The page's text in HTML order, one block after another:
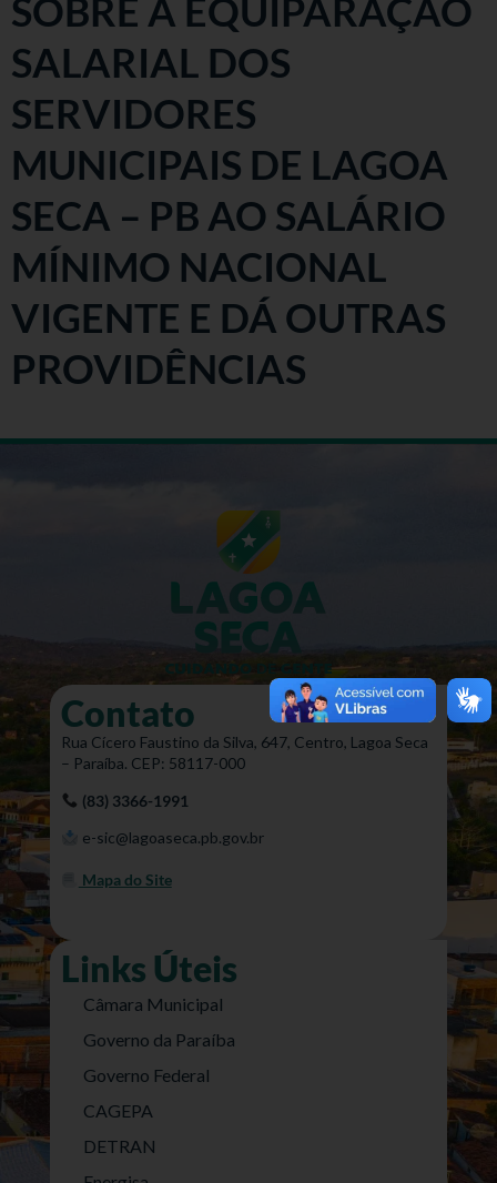
SOBRE A EQUIPARAÇÃO
SALARIAL DOS
SERVIDORES
MUNICIPAIS DE LAGOA
SECA – PB AO SALÁRIO
MÍNIMO NACIONAL
VIGENTE E DÁ OUTRAS
PROVIDÊNCIAS
Contato
Rua Cícero Faustino da Silva, 647, Centro, Lagoa Seca
– Paraíba. CEP: 58117-000
(83) 3366-1991
e-sic@lagoaseca.pb.gov.br
Mapa do Site
Links Úteis
Câmara Municipal
Governo da Paraíba
Governo Federal
CAGEPA
DETRAN